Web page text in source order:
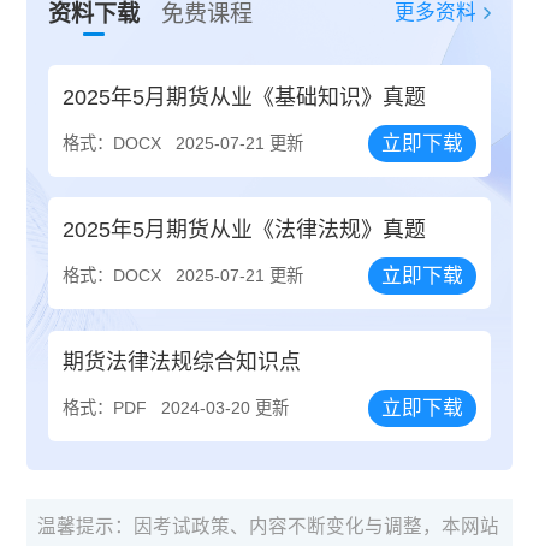
资料下载 免费课程 更多资料
2025年5月期货从业《基础知识》真题
格式：DOCX 2025-07-21 更新 立即下载
2025年5月期货从业《法律法规》真题
格式：DOCX 2025-07-21 更新 立即下载
期货法律法规综合知识点
格式：PDF 2024-03-20 更新 立即下载
温馨提示：因考试政策、内容不断变化与调整，本网站